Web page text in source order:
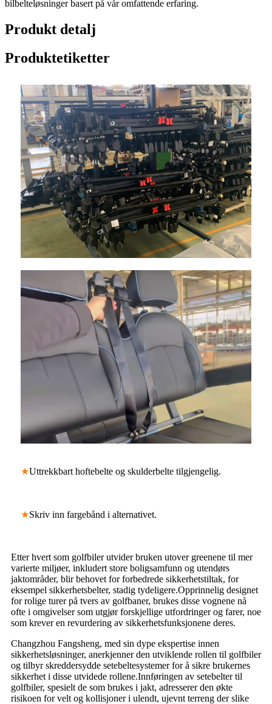
bilbelteløsninger basert på vår omfattende erfaring.
Produkt detalj
Produktetiketter
★Uttrekkbart hoftebelte og skulderbelte tilgjengelig.
★Skriv inn fargebånd i alternativet.
Etter hvert som golfbiler utvider bruken utover greenene til mer
varierte miljøer, inkludert store boligsamfunn og utendørs
jaktområder, blir behovet for forbedrede sikkerhetstiltak, for
eksempel sikkerhetsbelter, stadig tydeligere.Opprinnelig designet
for rolige turer på tvers av golfbaner, brukes disse vognene nå
ofte i omgivelser som utgjør forskjellige utfordringer og farer, noe
som krever en revurdering av sikkerhetsfunksjonene deres.
Changzhou Fangsheng, med sin dype ekspertise innen
sikkerhetsløsninger, anerkjenner den utviklende rollen til golfbiler
og tilbyr skreddersydde setebeltesystemer for å sikre brukernes
sikkerhet i disse utvidede rollene.Innføringen av setebelter til
golfbiler, spesielt de som brukes i jakt, adresserer den økte
risikoen for velt og kollisjoner i ulendt, ujevnt terreng der slike